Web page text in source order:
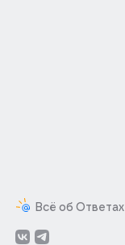
Всё об Ответах